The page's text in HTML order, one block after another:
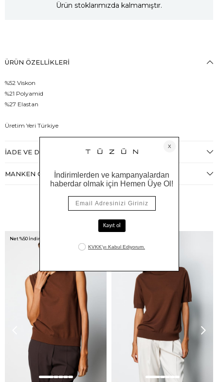
Ürün stoklarımızda kalmamıştır.
ÜRÜN ÖZELLIKLERI
%52 Viskon
%21 Polyamid
%27 Elastan
Üretim Yeri Türkiye
İADE VE DEĞIŞIM
MANKEN ÖLÇÜLERI
Net %50 İndirim!